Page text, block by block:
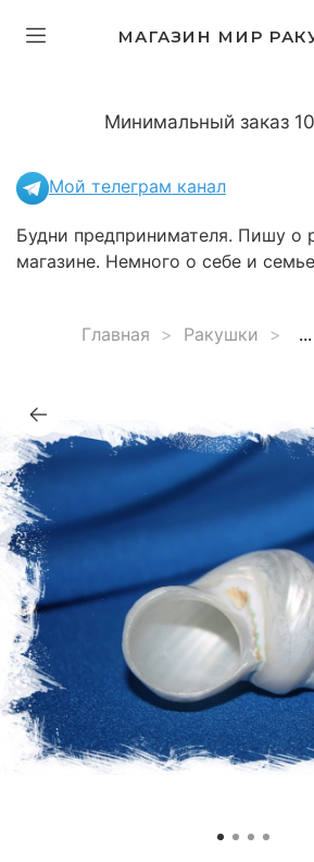
МАГАЗИН МИР
Минимальный заказ
Мой телеграм канал
Будни предпринимателя. Пишу о
магазине. Немного о себе и
Главная Ракушки ...